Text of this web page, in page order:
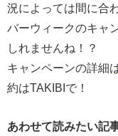
況によっては間に合
バーウィークのキャ
しれませんね！？
キャンペーンの詳細
約はTAKIBIで！
あわせて読みたい記